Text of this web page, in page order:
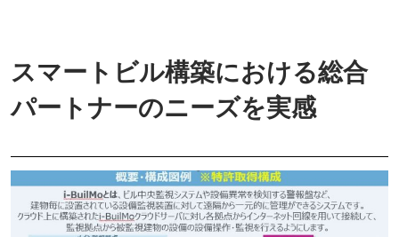
スマートビル構築における総合
パートナーのニーズを実感